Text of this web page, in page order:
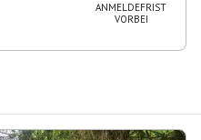
ANMELDEFRIST
VORBEI